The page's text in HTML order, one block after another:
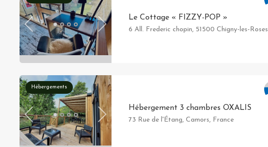
Le Cottage « FIZZY-POP »
6 All. Frederic chopin, 51500 Chigny-les-Roses
Hébergements
Hébergement 3 chambres OXALIS
73 Rue de l'Étang, Camors, France